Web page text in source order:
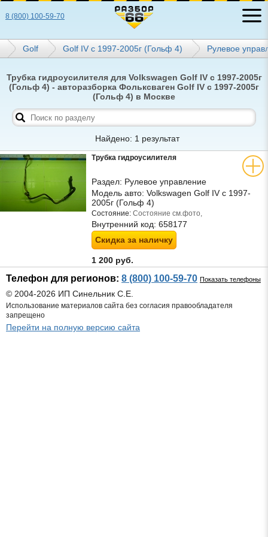
8 (800) 100-59-70
Golf Golf IV с 1997-2005г (Гольф 4) Рулевое
Трубка гидроусилителя для Volkswagen Golf IV с 1997-2005г
(Гольф 4) - авторазборка Фольксваген Golf IV с 1997-2005г
(Гольф 4) в Москве
Найдено: 1 результат
Трубка гидроусилителя
Раздел: Рулевое управление
Модель авто: Volkswagen Golf IV с 1997-
2005г (Гольф 4)
Состояние: Состояние см.фото,
Внутренний код: 658177
Скидка за наличку
1 200 руб.
Телефон для регионов: 8 (800) 100-59-70 Показать телефоны
© 2004-2026 ИП Синельник С.Е.
Использование материалов сайта без согласия правообладателя
запрещено
Перейти на полную версию сайта